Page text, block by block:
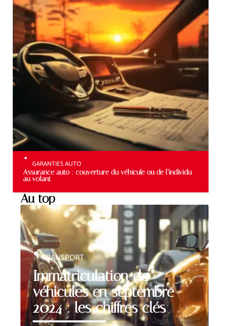
GARANTIES AUTO
Assurance auto : couverture du véhicule ou de l’individu
au volant
Au top
Immatriculation de
véhicules en septembre
2024 : les chiffres clés
TRANSPORT